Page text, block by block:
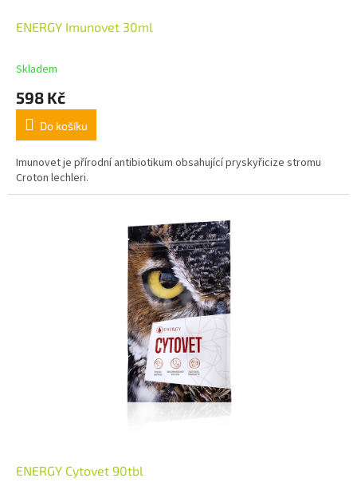
ENERGY Imunovet 30ml
Skladem
598 Kč
Do košíku
Imunovet je přírodní antibiotikum obsahující pryskyřicize stromu
Croton lechleri.
ENERGY Cytovet 90tbl